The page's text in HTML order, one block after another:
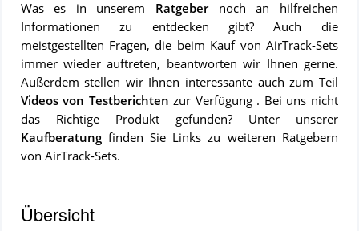
Was es in unserem Ratgebernoch an hilfreichen
Informationen zu entdecken gibt? Auch die
meistgestellten Fragen, die beim Kauf von AirTrack-Sets
immer wieder auftreten, beantworten wir Ihnen gerne.
Außerdem stellen wir Ihnen interessante auch zum Teil
Videos von Testberichten zur Verfügung . Bei uns nicht
das Richtige Produkt gefunden? Unter unserer
Kaufberatungfinden Sie Links zu weiteren Ratgebern
von AirTrack-Sets.
Übersicht